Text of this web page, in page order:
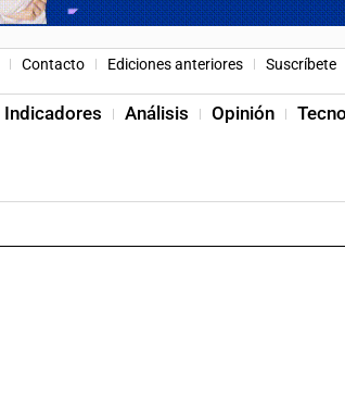
Contacto Ediciones anteriores Suscríbete
Indicadores Análisis Opinión